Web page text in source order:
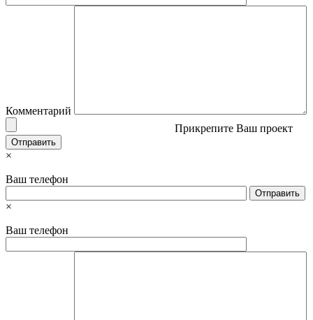
Комментарий
Прикрепите Ваш проект
×
Ваш телефон
×
Ваш телефон